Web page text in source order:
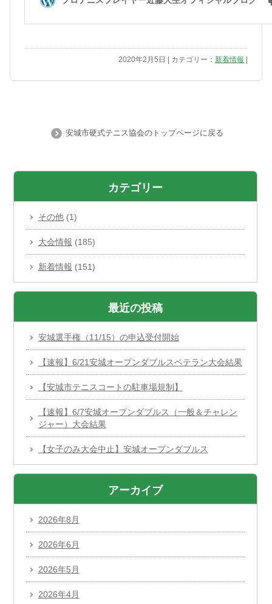
2020年2月5日 | カテゴリー：新着情報
安城市硬式テニス協会のトップページに戻る
カテゴリー
その他(1)
大会情報 (185)
新着情報 (151)
最近の投稿
安城選手権（11/15）の申込受付開始
【速報】6/21安城オープンダブルスベテラン大会結果
【安城市テニスコートの駐車場規制】
【速報】6/7安城オープンダブルス（一般＆チャレン
ジャー）大会結果
【女子のみ大会中止】安城オープンダブルス
アーカイブ
2026年8月
2026年6月
2026年5月
2026年4月